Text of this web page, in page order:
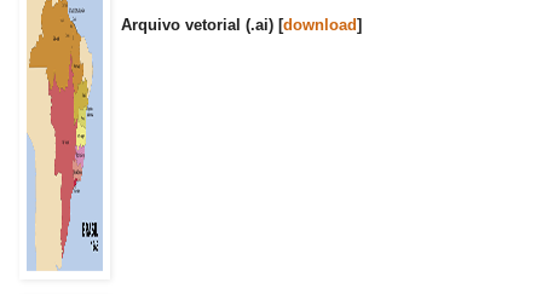
Arquivo vetorial (.ai) [download]